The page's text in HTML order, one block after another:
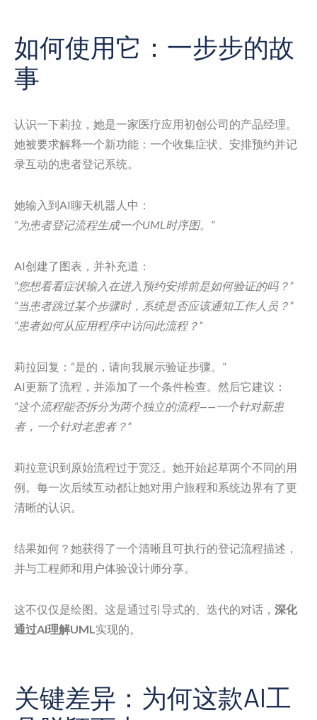
如何使用它：一步步的故
事
认识一下莉拉，她是一家医疗应用初创公司的产品经理。
她被要求解释一个新功能：一个收集症状、安排预约并记
录互动的患者登记系统。
她输入到AI聊天机器人中：
“为患者登记流程生成一个UML时序图。”
AI创建了图表，并补充道：
“您想看看症状输入在进入预约安排前是如何验证的吗？”
“当患者跳过某个步骤时，系统是否应该通知工作人员？”
“患者如何从应用程序中访问此流程？”
莉拉回复：“是的，请向我展示验证步骤。”
AI更新了流程，并添加了一个条件检查。然后它建议：
“这个流程能否拆分为两个独立的流程——一个针对新患
者，一个针对老患者？”
莉拉意识到原始流程过于宽泛。她开始起草两个不同的用
例。每一次后续互动都让她对用户旅程和系统边界有了更
清晰的认识。
结果如何？她获得了一个清晰且可执行的登记流程描述，
并与工程师和用户体验设计师分享。
这不仅仅是绘图。这是通过引导式的、迭代的对话， 深化
通过AI理解UML实现的。
关键差异：为何这款AI工